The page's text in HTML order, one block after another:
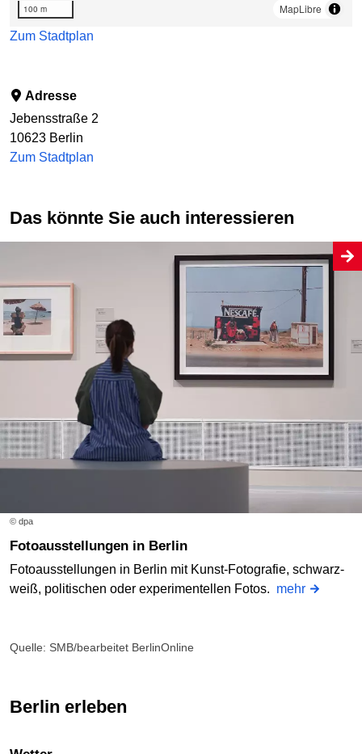
100 m
MapLibre
Zum Stadtplan
Adresse
Jebensstraße 2
10623 Berlin
Zum Stadtplan
Das könnte Sie auch interessieren
© dpa
Fotoausstellungen in Berlin
Fotoausstellungen in Berlin mit Kunst-Fotografie, schwarz-
weiß, politischen oder experimentellen Fotos. mehr
Quelle: SMB/bearbeitet BerlinOnline
Berlin erleben